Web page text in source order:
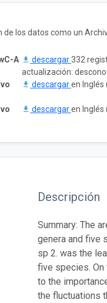
de los datos como un
A
descargar332
actualización:
descargaren Inglés
descargaren Inglés
Descripción
Summary: The
genera and five
sp 2. was the
five species. On
to the
the fluctuations